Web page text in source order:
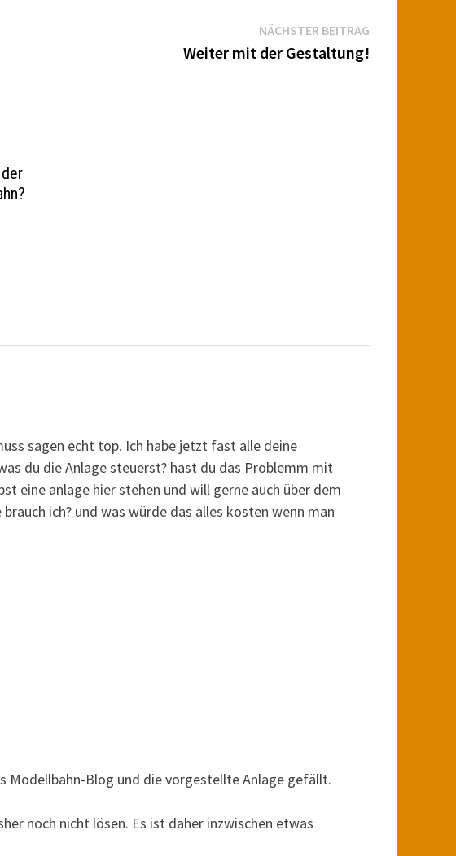
NÄCHSTER BEITRAGNächster
Beitrag:
Weiter mit der Gestaltung!
sagen echt top. Ich habe jetzt fast alle deine
du die Anlage steuerst? hast du das Problemm mit
eine anlage hier stehen und will gerne auch über dem
ich? und was würde das alles kosten wenn man
Modellbahn-Blog und die vorgestellte Anlage gefällt.
noch nicht lösen. Es ist daher inzwischen etwas